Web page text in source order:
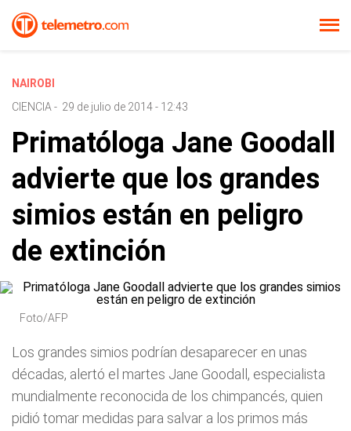
NAIROBI
CIENCIA - 29 de julio de 2014 - 12:43
Primatóloga Jane Goodall
advierte que los grandes
simios están en peligro
de extinción
Foto/AFP
Los grandes simios podrían desaparecer en unas
décadas, alertó el martes Jane Goodall, especialista
mundialmente reconocida de los chimpancés, quien
pidió tomar medidas para salvar a los primos más